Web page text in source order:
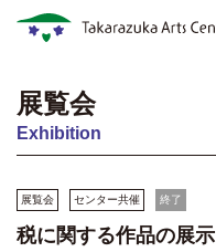
展覧会
Exhibition
展覧会 センター共催 終了
税に関する作品の展示